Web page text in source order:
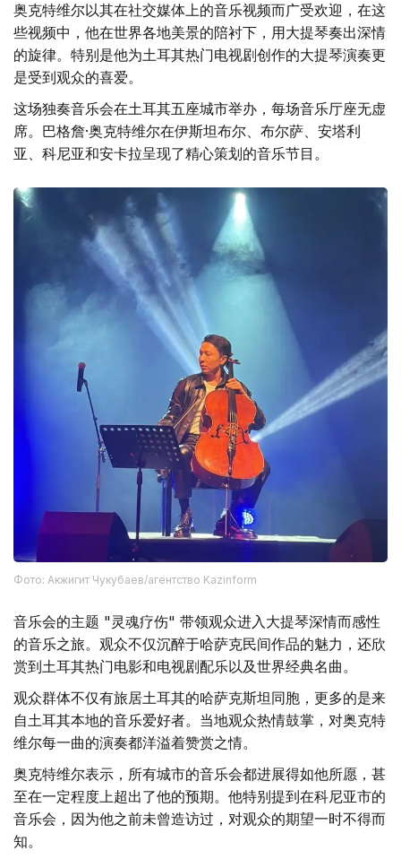
奥克特维尔以其在社交媒体上的音乐视频而广受欢迎，在这
些视频中，他在世界各地美景的陪衬下，用大提琴奏出深情
的旋律。特别是他为土耳其热门电视剧创作的大提琴演奏更
是受到观众的喜爱。
这场独奏音乐会在土耳其五座城市举办，每场音乐厅座无虚
席。巴格詹·奥克特维尔在伊斯坦布尔、布尔萨、安塔利
亚、科尼亚和安卡拉呈现了精心策划的音乐节目。
Фото: Акжигит Чукубаев/агентство Kazinform
音乐会的主题 "灵魂疗伤" 带领观众进入大提琴深情而感性
的音乐之旅。观众不仅沉醉于哈萨克民间作品的魅力，还欣
赏到土耳其热门电影和电视剧配乐以及世界经典名曲。
观众群体不仅有旅居土耳其的哈萨克斯坦同胞，更多的是来
自土耳其本地的音乐爱好者。当地观众热情鼓掌，对奥克特
维尔每一曲的演奏都洋溢着赞赏之情。
奥克特维尔表示，所有城市的音乐会都进展得如他所愿，甚
至在一定程度上超出了他的预期。他特别提到在科尼亚市的
音乐会，因为他之前未曾造访过，对观众的期望一时不得而
知。